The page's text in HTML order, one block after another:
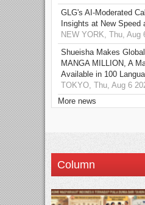
GLG's AI-Moderated
Insights at New Speed
NEW YORK, Thu, Aug
Shueisha Makes
MANGA MILLION, A
Available in 100
TOKYO, Thu, Aug 6
More news
Column